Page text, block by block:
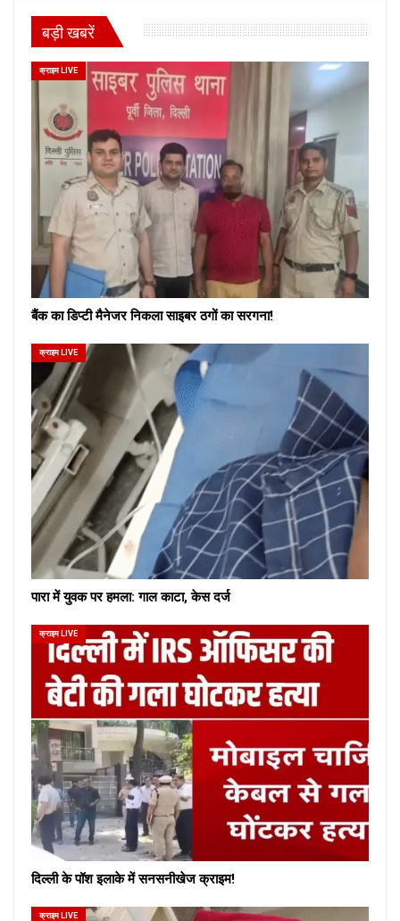
बड़ी खबरें
क्राइम LIVE
बैंक का डिप्टी मैनेजर निकला साइबर ठगों का सरगना!
क्राइम LIVE
पारा में युवक पर हमला: गाल काटा, केस दर्ज
क्राइम LIVE
दिल्ली के पॉश इलाके में सनसनीखेज क्राइम!
क्राइम LIVE